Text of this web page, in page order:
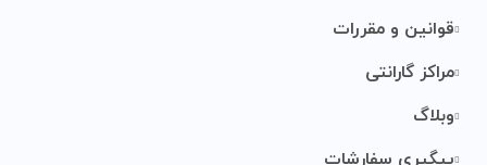
قوانین و مقررات
مراکز گارانتی
وبلاگ
پیگیری سفارشات